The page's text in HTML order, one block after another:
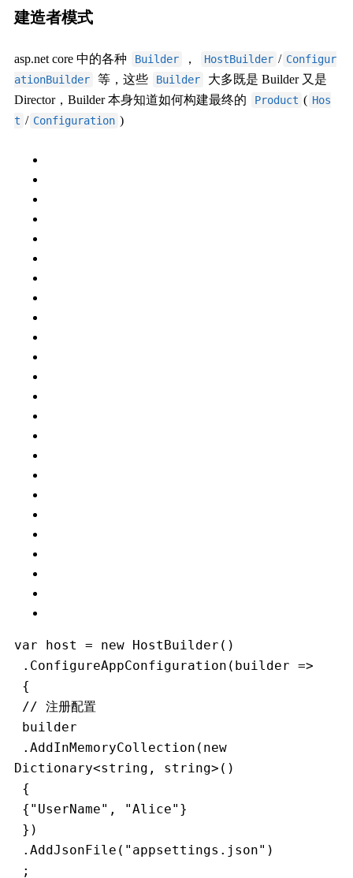
建造者模式
asp.net core 中的各种 Builder ， HostBuilder / Configur
ationBuilder
等，这些 Builder
大多既是 Builder 又是
Director，Builder 本身知道如何构建最终的
Product ( Hos
t / Configuration )
var host = new HostBuilder()
.ConfigureAppConfiguration(builder =>
{
// 注册配置
builder
Dictionary<string, string>()
{
{"UserName", "Alice"}
})
.AddJsonFile("appsettings.json")
;